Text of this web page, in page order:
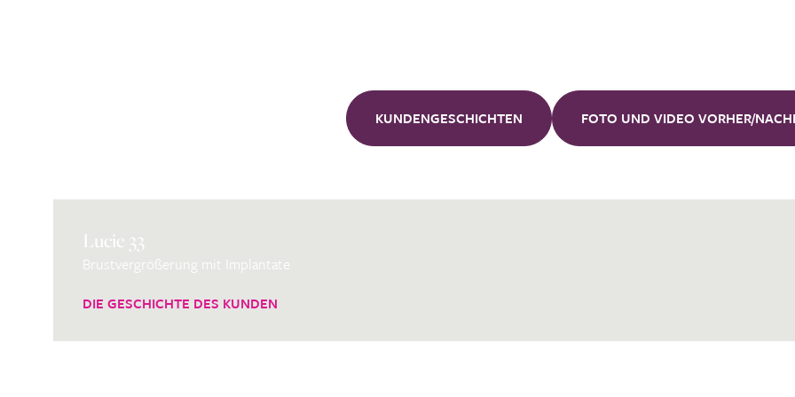
KUNDENGESCHICHTEN FOTO UND VIDEO VORHER/
Lucie 33
Brustvergrößerung mit Implantate
DIE GESCHICHTE DES KUNDEN